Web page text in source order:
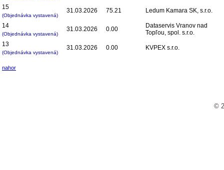
15
(Objednávka vystavená)
31.03.2026 75.21 Ledum Kamara SK, s.r.o.
14
(Objednávka vystavená)
31.03.2026 0.00
Dataservis Vranov nad
Topľou, spol. s.r.o.
13
(Objednávka vystavená)
31.03.2026 0.00 KVPEX s.r.o.
nahor
©